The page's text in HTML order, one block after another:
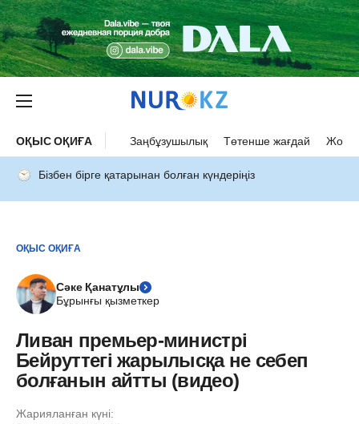
ОҚЫС ОҚИҒА Заңбұзушылық Төтенше жағдай Жол
Бізбен бірге қатарынан болған күндеріңіз
ОҚЫС ОҚИҒА
Сәке Қанатұлы
Бұрынғы қызметкер
Ливан премьер-министрі
Бейруттегі жарылысқа не себеп
болғанын айтты (видео)
Жарияланған күні: